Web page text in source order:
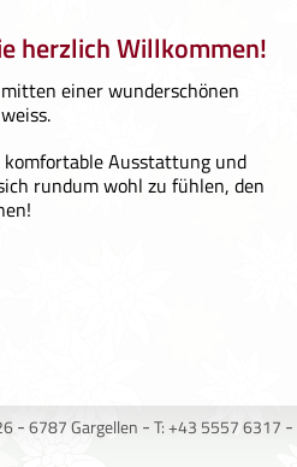
herzlich Willkommen!
einer wunderschönen
Ausstattung und
rundum wohl zu fühlen, den
-6787 Gargellen -T: +43 5557 6317 -